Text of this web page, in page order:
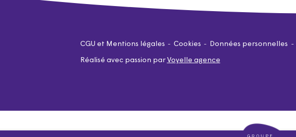
CGU et Mentions légales Cookies Données personnelles
Réalisé avec passion par Voyelle agence